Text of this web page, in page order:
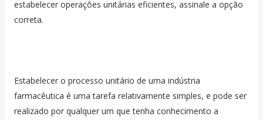
estabelecer operações unitárias eficientes, assinale a opção
correta.
Estabelecer o processo unitário de uma indústria
farmacêutica é uma tarefa relativamente simples, e pode ser
realizado por qualquer um que tenha conhecimento a